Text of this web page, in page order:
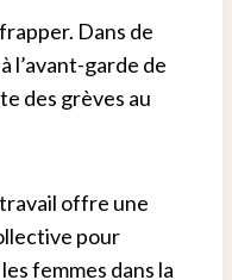
Dans de
l’avant-garde de
des grèves au
offre une
pour
femmes dans la